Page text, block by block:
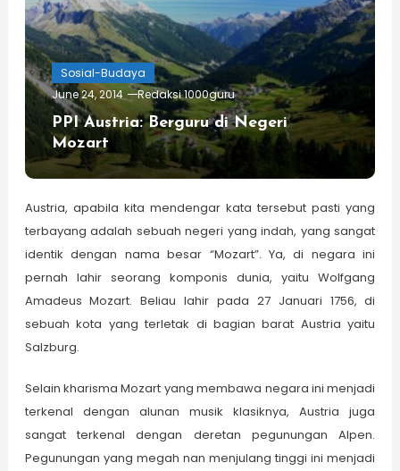
Sosial-Budaya
June 24, 2014
Redaksi 1000guru
PPI Austria: Berguru di Negeri
Mozart
Austria, apabila kita mendengar kata tersebut pasti yang
terbayang adalah sebuah negeri yang indah, yang sangat
identik dengan nama besar “Mo­zart”. Ya, di negara ini
pernah lahir seorang komponis dunia, yaitu Wolfgang
Amadeus Mozart. Beliau lahir pada 27 Januari 1756, di
sebuah kota yang terletak di bagian barat Austria yaitu
Salzburg.
Selain kharisma Mozart yang membawa negara ini menjadi
terkenal dengan alunan musik klasiknya, Austria juga
sangat terkenal dengan deretan pegunungan Alpen.
Pegunungan yang megah nan menjulang tinggi ini menjadi